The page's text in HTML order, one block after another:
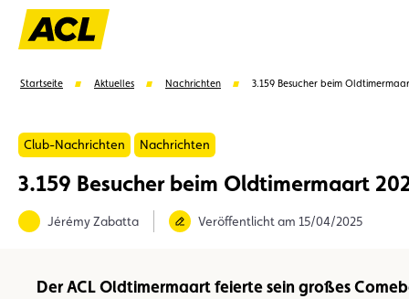
Vorschläge
Startseite Aktuelles Nachrichten 3.159 Besucher beim
Club-Nachrichten Nachrichten
3.159 Besucher beim Oldtimermaart
Jérémy Zabatta Veröffentlicht am 15/04/2025
Der ACL Oldtimermaart feierte sein großes